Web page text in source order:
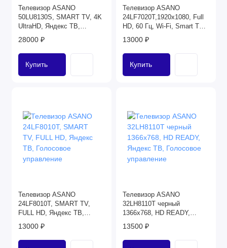
ТЕЛЕВИЗОРЫ HISENSE
ТЕЛЕВИЗОРЫ LEFF
ТЕЛЕВИЗОРЫ SAMSUNG
ТЕЛЕВИЗОРЫ SBER
Телевизор ASANO
50LU8130S, SMART TV, 4K
UltraHD, Яндекс ТВ,
Голосовое управление
28000 ₽
Купить
Телевизор ASANO
24LF7020T,1920x1080, Full
HD, 60 Гц, Wi-Fi, Smart TV,
Android TV
13000 ₽
Купить
Телевизор ASANO
24LF8010T, SMART TV,
FULL HD, Яндекс ТВ,
Голосовое управление
13000 ₽
Телевизор ASANO
32LH8110T черный
1366x768, HD READY,
Яндекс ТВ, Голосовое
управление
13500 ₽